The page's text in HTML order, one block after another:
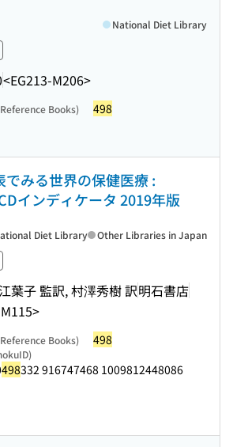
<EG213-M206>
National Diet Library
Books) 498
でみる世界の保健医療 :
インディケータ 2019年版
葉子 監訳, 村澤秀樹 訳明石書店
Diet Library Other Libraries in Japan
Books) 498
498332 916747468 1009812448086